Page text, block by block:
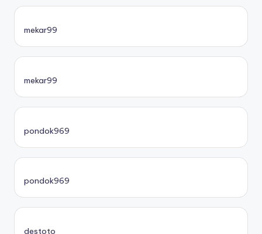
mekar99
mekar99
pondok969
pondok969
destoto